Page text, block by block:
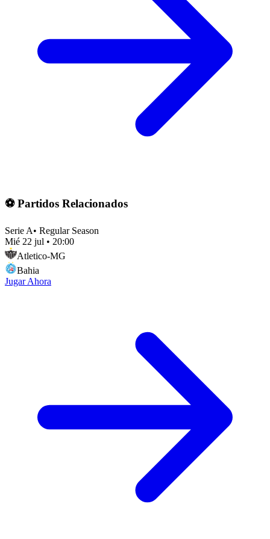
⚽ Partidos Relacionados
Serie A• Regular Season
Mié 22 jul • 20:00
Atletico-MG
Bahia
Jugar Ahora